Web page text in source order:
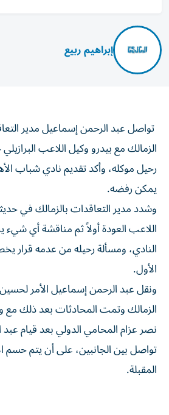
إبراهيم ربيع
تواصل عبد الرحمن إسماعيل مدير
الزمالك مع بيدرو وكيل اللاعب
رحيل موكله، وأكد تقديم نادي شباب
يمكن رفضه.
وشدد مدير التعاقدات بالزمالك في
اللاعب العودة أولاً ثم مناقشة أي
النادي، ومسألة رحيله من عدمه قرار
الأول.
ونقل عبد الرحمن إسماعيل الأمر
الزمالك وتمت المحادثات بعد ذلك
نصر عزام المحامي الدولي بعد قيام
تواصل بين الجانبين، على أن يتم حسم
المقبلة.